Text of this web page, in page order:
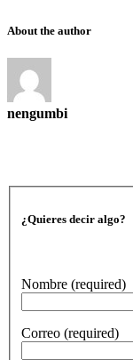
About the author
nengumbi
¿Quieres decir algo?
Nombre (required)
Correo (required)